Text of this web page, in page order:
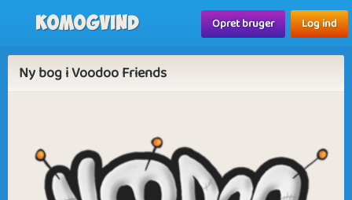
Komogvind Opret bruger Log ind
Ny bog i Voodoo Friends